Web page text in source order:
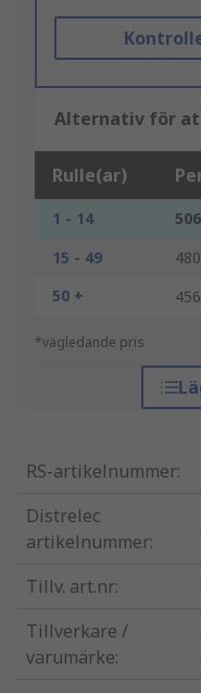
Alternativ för
Rulle(ar)
1 - 14
15 - 49
50 +
*vägledande pris
RS-artikelnummer:
Distrelec
artikelnummer:
Tillv. art.nr:
Tillverkare /
varumärke: